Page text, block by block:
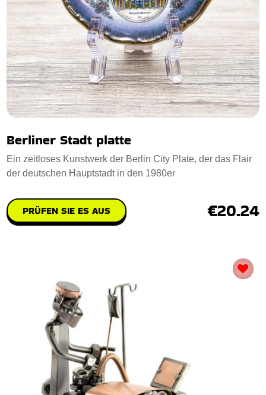
Berliner Stadt platte
Ein zeitloses Kunstwerk der Berlin City Plate, der das Flair
der deutschen Hauptstadt in den 1980er
PRÜFEN SIE ES AUS €20.24